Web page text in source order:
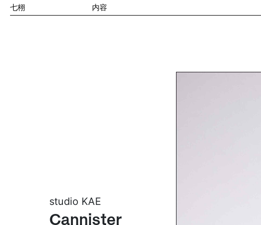
七栩 内容
studio KAE
Cannister